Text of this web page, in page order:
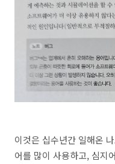
이것은 십수년간 일해온
어를 많이 사용하고, 심지